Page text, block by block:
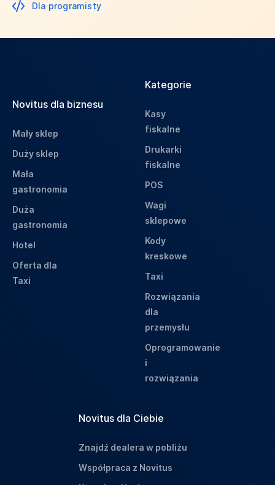
Dla programisty
Novitus dla biznesu
Mały sklep
Duży sklep
Mała
gastronomia
Duża
gastronomia
Hotel
Oferta dla
Taxi
Kategorie
Kasy
fiskalne
Drukarki
fiskalne
POS
Wagi
sklepowe
Kody
kreskowe
Taxi
Rozwiązania
dla
przemysłu
Oprogramowanie
i
rozwiązania
Novitus dla Ciebie
Znajdź dealera w pobliżu
Współpraca z Novitus